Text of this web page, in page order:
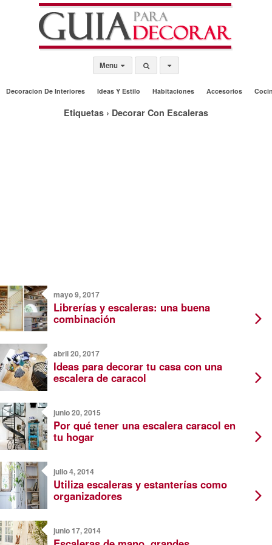
Menu
Decoracion De Interiores Ideas Y Estilo Habitaciones Accesorios
Etiquetas › Decorar Con Escaleras
mayo 9, 2017
Librerías y escaleras: una buena
combinación
abril 20, 2017
Ideas para decorar tu casa con una
escalera de caracol
junio 20, 2015
Por qué tener una escalera caracol en
tu hogar
julio 4, 2014
Utiliza escaleras y estanterías como
organizadores
junio 17, 2014